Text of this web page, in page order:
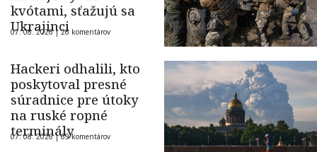
kvótami, sťažujú sa
Ukrajinci
07. 08. 2026 |26 komentárov
Hackeri odhalili, kto
poskytoval presné
súradnice pre útoky
na ruské ropné
terminály
07. 08. 2026 |69 komentárov